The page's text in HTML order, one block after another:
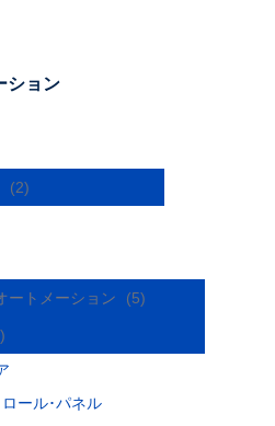
ション
(2)
ートメーション (5)
ール･パネル